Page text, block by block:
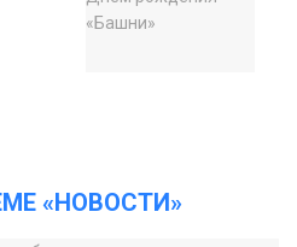
«НОВОСТИ»